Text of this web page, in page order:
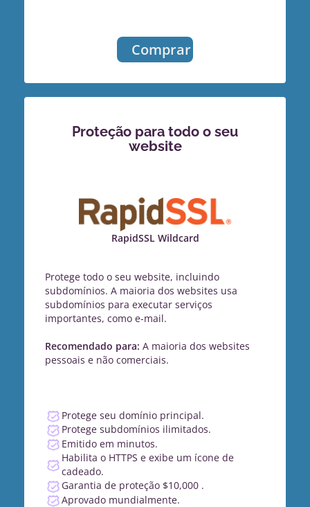
Comprar
Proteção para todo o seu
website
RapidSSL Wildcard
Protege todo o seu website, incluindo
subdomínios. A maioria dos websites usa
subdomínios para executar serviços
importantes, como e-mail.
Recomendado para: A maioria dos websites
pessoais e não comerciais.
Protege seu domínio principal.
Protege subdomínios ilimitados.
Emitido em minutos.
Habilita o HTTPS e exibe um ícone de
cadeado.
Garantia de proteção $10,000 .
Aprovado mundialmente.